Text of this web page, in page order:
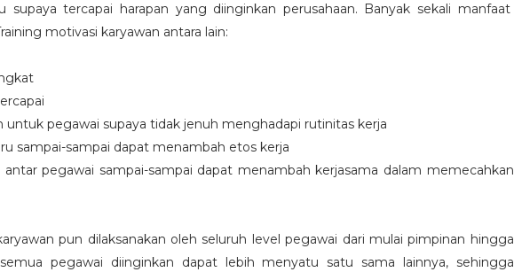
supaya tercapai harapan yang diinginkan perusahaan. Banyak sekali manfaat
motivasi karyawan antara lain:
pegawai supaya tidak jenuh menghadapi rutinitas kerja
sampai-sampai dapat menambah etos kerja
pegawai sampai-sampai dapat menambah kerjasama dalam memecahkan
pun dilaksanakan oleh seluruh level pegawai dari mulai pimpinan hingga
pegawai diinginkan dapat lebih menyatu satu sama lainnya, sehingga